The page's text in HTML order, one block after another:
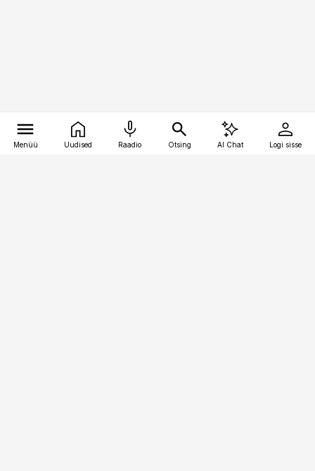
Menüü Uudised Raadio Otsing AI Chat Logi sisse